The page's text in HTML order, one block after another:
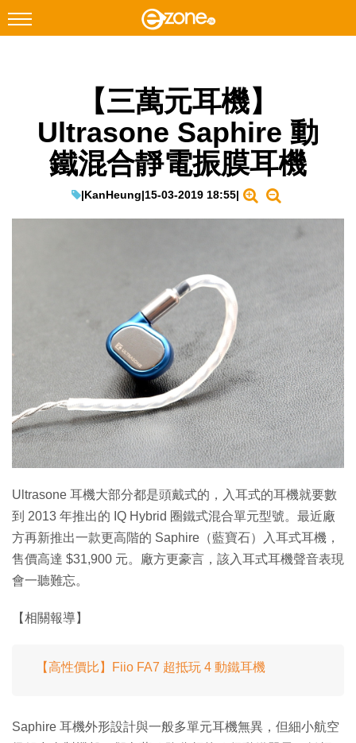
Instagram
網絡生活
教學評測
Enterprise Digital Transformation
【三萬元耳機】
Ultrasone Saphire 動
鐵混合靜電振膜耳機
|KanHeung|15-03-2019 18:55|
Ultrasone 耳機大部分都是頭戴式的，入耳式的耳機就要數
到 2013 年推出的 IQ Hybrid 圈鐵式混合單元型號。最近廠
方再新推出一款更高階的 Saphire（藍寶石）入耳式耳機，
售價高達 $31,900 元。廠方更豪言，該入耳式耳機聲音表現
會一聽難忘。
【相關報導】
【高性價比】Fiio FA7 超抵玩 4 動鐵耳機
Saphire 耳機外形設計與一般多單元耳機無異，但細小航空